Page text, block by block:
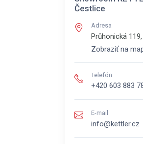
Čestlice
Adresa
Průhonická 119,
Zobraziť na
Telefón
+420 603 883
E-mail
info@kettler.cz